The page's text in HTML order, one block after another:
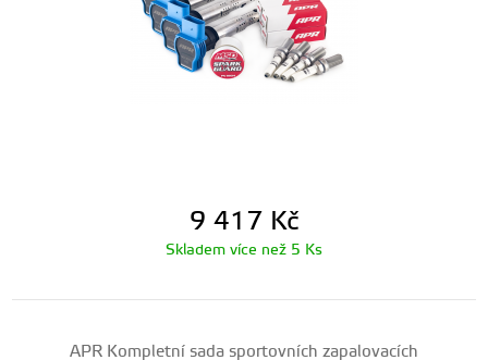
9 417 Kč
Skladem více než 5 Ks
APR Kompletní sada sportovních zapalovacích